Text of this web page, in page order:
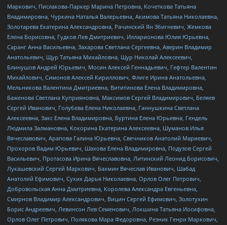
Маркович, Пислакова-Паркер Марина Петровна, Кочеткова Татьяна
Владимировна, Чуркина Наталья Валерьевна, Акимова Татьяна Николаевна,
Золотарева Екатерина Александровна, Рачинский Ян Збигневич, Жемкова
Елена Борисовна, Гудков Лев Дмитриевич, Илларионова Юлия Юрьевна,
Саранг Анна Васильевна, Захарова Светлана Сергеевна, Аверин Владимир
Анатольевич, Щур Татьяна Михайловна, Щур Николай Алексеевич,
Блинушов Андрей Юрьевич, Мосин Алексей Геннадьевич, Гефтер Валентин
Михайлович, Симонов Алексей Кириллович, Флиге Ирина Анатольевна,
Мельникова Валентина Дмитриевна, Вититинова Елена Владимировна,
Баженова Светлана Куприяновна, Максимов Сергей Владимирович, Беляев
Сергей Иванович, Голубева Елена Николаевна, Ганнушкина Светлана
Алексеевна, Закс Елена Владимировна, Буртина Елена Юрьевна, Гендель
Людмила Залмановна, Кокорина Екатерина Алексеевна, Шуманов Илья
Вячеславович, Арапова Галина Юрьевна, Свечников Анатолий Мариевич,
Прохоров Вадим Юрьевич, Шахова Елена Владимировна, Подузов Сергей
Васильевич, Протасова Ирина Вячеславовна, Литинский Леонид Борисович,
Лукашевский Сергей Маркович, Бахмин Вячеслав Иванович, Шабад
Анатолий Ефимович, Сухих Дарья Николаевна, Орлов Олег Петрович,
Добровольская Анна Дмитриевна, Королева Александра Евгеньевна,
Смирнов Владимир Александрович, Вицин Сергей Ефимович, Золотухин
Борис Андреевич, Левинсон Лев Семенович, Локшина Татьяна Иосифовна,
Орлов Олег Петрович, Полякова Мара Федоровна, Резник Генри Маркович,